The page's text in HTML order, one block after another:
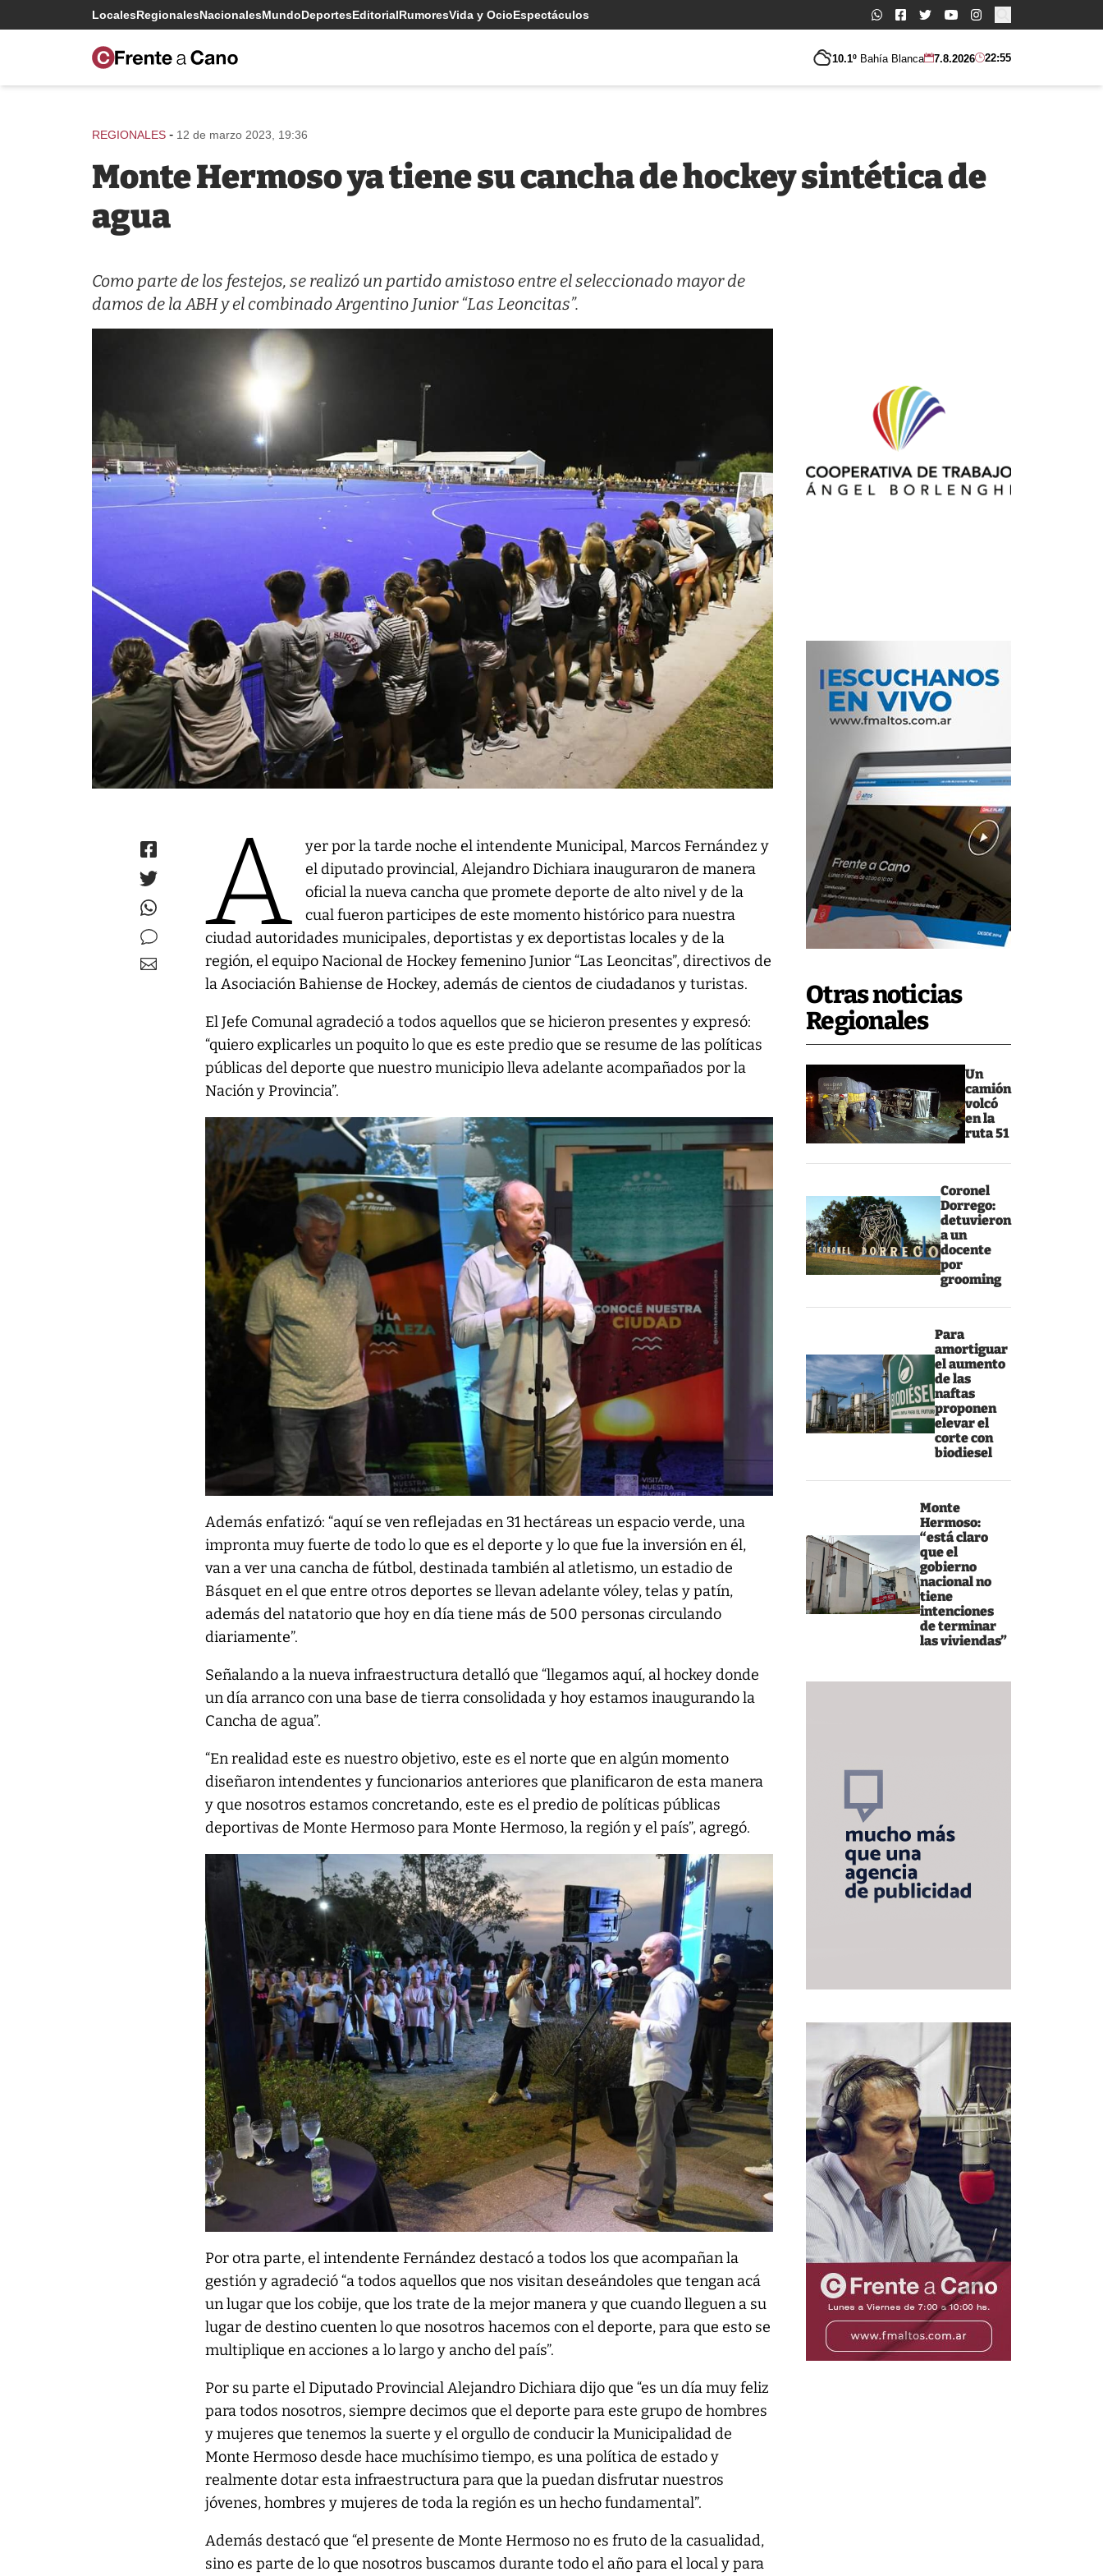
LocalesRegionalesNacionalesMundoDeportesEditorialRumoresVida y OcioEspectáculos Buscar:
10.1º Bahía Blanca 7.8.2026 22:55
Otras noticias
Regionales
Un
camión
volcó
en la
ruta 51
Coronel
Dorrego:
detuvieron
a un
docente
por
grooming
Para
amortiguar
el aumento
de las
naftas
proponen
elevar el
corte con
biodiesel
Monte
Hermoso:
“está claro
que el
gobierno
nacional no
tiene
intenciones
de terminar
las viviendas”
REGIONALES - 12 de marzo 2023, 19:36
Monte Hermoso ya tiene su cancha de hockey sintética de
agua
Como parte de los festejos, se realizó un partido amistoso entre el seleccionado mayor de
damos de la ABH y el combinado Argentino Junior “Las Leoncitas”.
A
yer por la tarde noche el intendente Municipal, Marcos Fernández y
el diputado provincial, Alejandro Dichiara inauguraron de manera
oficial la nueva cancha que promete deporte de alto nivel y de la
cual fueron participes de este momento histórico para nuestra
ciudad autoridades municipales, deportistas y ex deportistas locales y de la
región, el equipo Nacional de Hockey femenino Junior “Las Leoncitas”, directivos de
la Asociación Bahiense de Hockey, además de cientos de ciudadanos y turistas.
El Jefe Comunal agradeció a todos aquellos que se hicieron presentes y expresó:
“quiero explicarles un poquito lo que es este predio que se resume de las políticas
públicas del deporte que nuestro municipio lleva adelante acompañados por la
Nación y Provincia”.
Además enfatizó: “aquí se ven reflejadas en 31 hectáreas un espacio verde, una
impronta muy fuerte de todo lo que es el deporte y lo que fue la inversión en él,
van a ver una cancha de fútbol, destinada también al atletismo, un estadio de
Básquet en el que entre otros deportes se llevan adelante vóley, telas y patín,
además del natatorio que hoy en día tiene más de 500 personas circulando
diariamente”.
Señalando a la nueva infraestructura detalló que “llegamos aquí, al hockey donde
un día arranco con una base de tierra consolidada y hoy estamos inaugurando la
Cancha de agua”.
“En realidad este es nuestro objetivo, este es el norte que en algún momento
diseñaron intendentes y funcionarios anteriores que planificaron de esta manera
y que nosotros estamos concretando, este es el predio de políticas públicas
deportivas de Monte Hermoso para Monte Hermoso, la región y el país”, agregó.
Por otra parte, el intendente Fernández destacó a todos los que acompañan la
gestión y agradeció “a todos aquellos que nos visitan deseándoles que tengan acá
un lugar que los cobije, que los trate de la mejor manera y que cuando lleguen a su
lugar de destino cuenten lo que nosotros hacemos con el deporte, para que esto se
multiplique en acciones a lo largo y ancho del país”.
Por su parte el Diputado Provincial Alejandro Dichiara dijo que “es un día muy feliz
para todos nosotros, siempre decimos que el deporte para este grupo de hombres
y mujeres que tenemos la suerte y el orgullo de conducir la Municipalidad de
Monte Hermoso desde hace muchísimo tiempo, es una política de estado y
realmente dotar esta infraestructura para que la puedan disfrutar nuestros
jóvenes, hombres y mujeres de toda la región es un hecho fundamental”.
Además destacó que “el presente de Monte Hermoso no es fruto de la casualidad,
sino es parte de lo que nosotros buscamos durante todo el año para el local y para